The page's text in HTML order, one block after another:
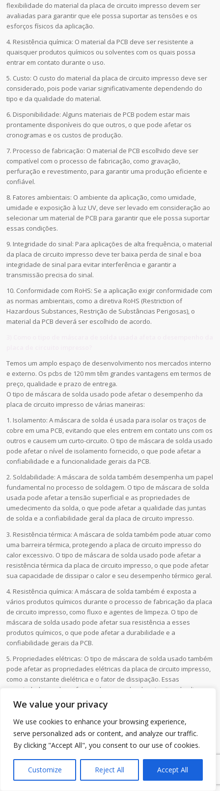
We value your privacy
We use cookies to enhance your browsing experience,
serve personalized ads or content, and analyze our traffic.
By clicking "Accept All", you consent to our use of cookies.
Customize Reject All Accept All
flexibilidade do material da placa de circuito impresso devem ser
avaliadas para garantir que ele possa suportar as tensões e os
esforços físicos da aplicação.
4. Resistência química: O material da PCB deve ser resistente a
quaisquer produtos químicos ou solventes com os quais possa
entrar em contato durante o uso.
5. Custo: O custo do material da placa de circuito impresso deve ser
considerado, pois pode variar significativamente dependendo do
tipo e da qualidade do material.
6. Disponibilidade: Alguns materiais de PCB podem estar mais
prontamente disponíveis do que outros, o que pode afetar os
cronogramas e os custos de produção.
7. Processo de fabricação: O material de PCB escolhido deve ser
compatível com o processo de fabricação, como gravação,
perfuração e revestimento, para garantir uma produção eficiente e
confiável.
8. Fatores ambientais: O ambiente da aplicação, como umidade,
umidade e exposição à luz UV, deve ser levado em consideração ao
selecionar um material de PCB para garantir que ele possa suportar
essas condições.
9. Integridade do sinal: Para aplicações de alta frequência, o material
da placa de circuito impresso deve ter baixa perda de sinal e boa
integridade de sinal para evitar interferência e garantir a
transmissão precisa do sinal.
10. Conformidade com RoHS: Se a aplicação exigir conformidade com
as normas ambientais, como a diretiva RoHS (Restriction of
Hazardous Substances, Restrição de Substâncias Perigosas), o
material da PCB deverá ser escolhido de acordo.
Temos um amplo espaço de desenvolvimento nos mercados interno
e externo. Os pcbs de 120 mm têm grandes vantagens em termos de
preço, qualidade e prazo de entrega.
O tipo de máscara de solda usado pode afetar o desempenho da
placa de circuito impresso de várias maneiras:
1. Isolamento: A máscara de solda é usada para isolar os traços de
cobre em uma PCB, evitando que eles entrem em contato uns com os
outros e causem um curto-circuito. O tipo de máscara de solda usado
pode afetar o nível de isolamento fornecido, o que pode afetar a
confiabilidade e a funcionalidade gerais da PCB.
2. Soldabilidade: A máscara de solda também desempenha um papel
fundamental no processo de soldagem. O tipo de máscara de solda
usada pode afetar a tensão superficial e as propriedades de
umedecimento da solda, o que pode afetar a qualidade das juntas
de solda e a confiabilidade geral da placa de circuito impresso.
3. Resistência térmica: A máscara de solda também pode atuar como
uma barreira térmica, protegendo a placa de circuito impresso do
calor excessivo. O tipo de máscara de solda usado pode afetar a
resistência térmica da placa de circuito impresso, o que pode afetar
sua capacidade de dissipar o calor e seu desempenho térmico geral.
4. Resistência química: A máscara de solda também é exposta a
vários produtos químicos durante o processo de fabricação da placa
de circuito impresso, como fluxo e agentes de limpeza. O tipo de
máscara de solda usado pode afetar sua resistência a esses
produtos químicos, o que pode afetar a durabilidade e a
confiabilidade gerais da PCB.
5. Propriedades elétricas: O tipo de máscara de solda usado também
pode afetar as propriedades elétricas da placa de circuito impresso,
como a constante dielétrica e o fator de dissipação. Essas
propriedades podem afetar o desempenho dos circuitos de alta
frequência e a integridade do sinal.
impacto significativo no desempenho, na confiabilidade e na
durabilidade de uma placa de circuito impresso. É essencial
selecionar cuidadosamente a máscara de solda apropriada para